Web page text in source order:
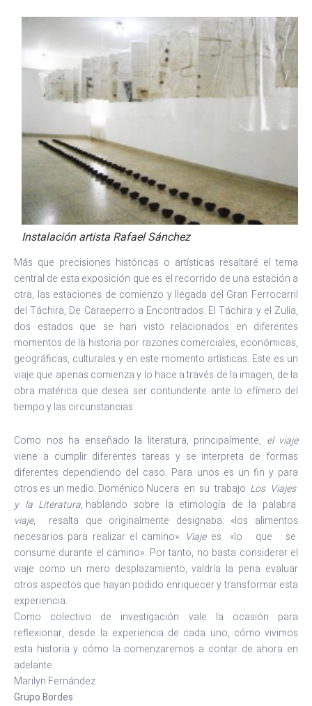
Instalación artista Rafael Sánchez
Más que precisiones históricas o artísticas resaltaré el tema
central de esta exposición que es el recorrido de una estación a
otra, las estaciones de comienzo y llegada del Gran Ferrocarril
del Táchira, De Caraeperro a Encontrados. El Táchira y el Zulia,
dos estados que se han visto relacionados en diferentes
momentos de la historia por razones comerciales, económicas,
geográficas, culturales y en este momento artísticas. Este es un
viaje que apenas comienza y lo hace a través de la imagen, de la
obra matérica que desea ser contundente ante lo efímero del
tiempo y las circunstancias.
Como nos ha enseñado la literatura, principalmente, el viaje
viene a cumplir diferentes tareas y se interpreta de formas
diferentes dependiendo del caso. Para unos es un fin y para
otros es un medio. Doménico Nucera en su trabajo Los Viajes
y la Literatura, hablando sobre la etimología de la palabra
viaje, resalta que originalmente designaba: «los alimentos
necesarios para realizar el camino». Viajees «lo que se
consume durante el camino». Por tanto, no basta considerar el
viaje como un mero desplazamiento, valdría la pena evaluar
otros aspectos que hayan podido enriquecer y transformar esta
experiencia.
Como colectivo de investigación vale la ocasión para
reflexionar, desde la experiencia de cada uno, cómo vivimos
esta historia y cómo la comenzaremos a contar de ahora en
adelante.
Marilyn Fernández
Grupo Bordes